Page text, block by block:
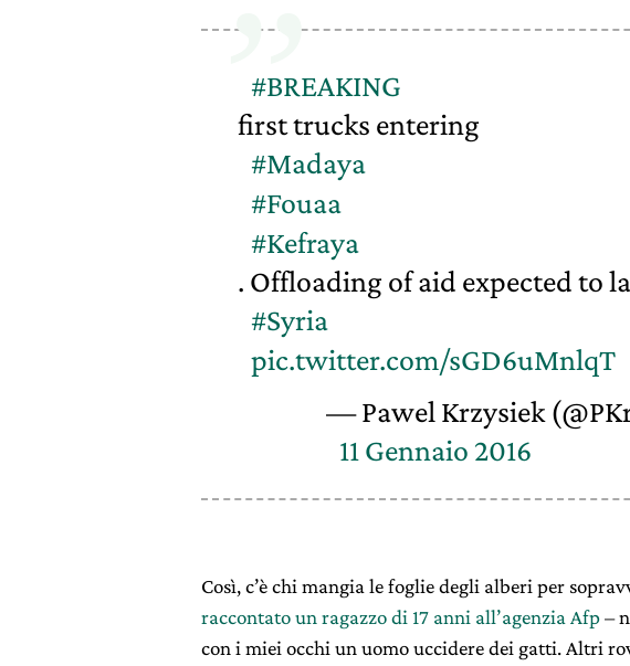
#BREAKING
first trucks entering
#Madaya
#Fouaa
#Kefraya
. Offloading of aid expected to
#Syria
pic.twitter.com/sGD6uMnlqT
— Pawel Krzysiek
11 Gennaio 2016
Così, c’è chi mangia le foglie degli alberi per
raccontato un ragazzo di 17 anni all’agenzia Afp–
con i miei occhi un uomo uccidere dei gatti. Altri